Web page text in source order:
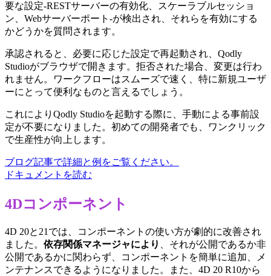
要な設定-RESTサーバーの有効化、スケーラブルセッショ
ン、Webサーバーポート-が検出され、それらを有効にする
かどうかを質問されます。
承認されると、必要に応じた設定で再起動され、Qodly
Studioがブラウザで開きます。拒否された場合、変更は行わ
れません。ワークフローはスムーズで速く、特に新規ユーザ
ーにとって便利なものと言えるでしょう。
これによりQodly Studioを起動する際に、手動による事前設
定が不要になりました。初めての開発者でも、ワンクリック
で生産性が向上します。
ブログ記事で詳細と例をご覧ください。
ドキュメントを読む
4Dコンポーネント
4D 20と21では、コンポーネントの使い方が劇的に改善され
ました。 依存関係マネージャにより
、それが公開であるか非
公開であるかに関わらず、コンポーネントを簡単に追加、メ
ンテナンスできるようになりました。また、4D 20 R10から